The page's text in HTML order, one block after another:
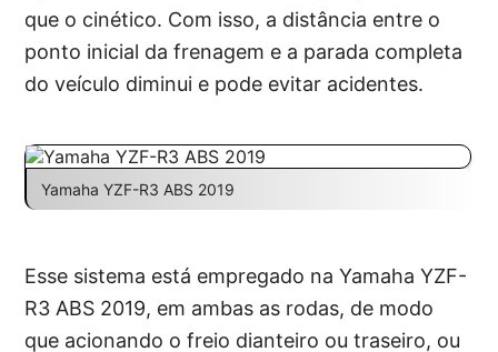
que o cinético. Com isso, a distância entre o
ponto inicial da frenagem e a parada completa
do veículo diminui e pode evitar acidentes.
Yamaha YZF-R3 ABS 2019
Esse sistema está empregado na Yamaha YZF-
R3 ABS 2019, em ambas as rodas, de modo
que acionando o freio dianteiro ou traseiro, ou